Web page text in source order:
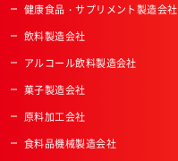
健康食品・サプリメント製造会社
飲料製造会社
アルコール飲料製造会社
菓子製造会社
原料加工会社
食料品機械製造会社